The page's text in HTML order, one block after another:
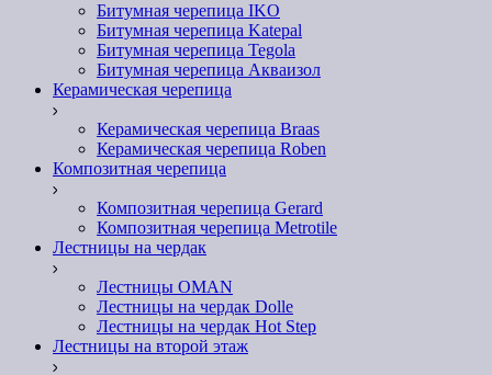
Битумная черепица IKO
Битумная черепица Katepal
Битумная черепица Tegola
Битумная черепица Акваизол
Керамическая черепица
Керамическая черепица Braas
Керамическая черепица Roben
Композитная черепица
Композитная черепица Gerard
Композитная черепица Metrotile
Лестницы на чердак
Лестницы OMAN
Лестницы на чердак Dolle
Лестницы на чердак Hot Step
Лестницы на второй этаж